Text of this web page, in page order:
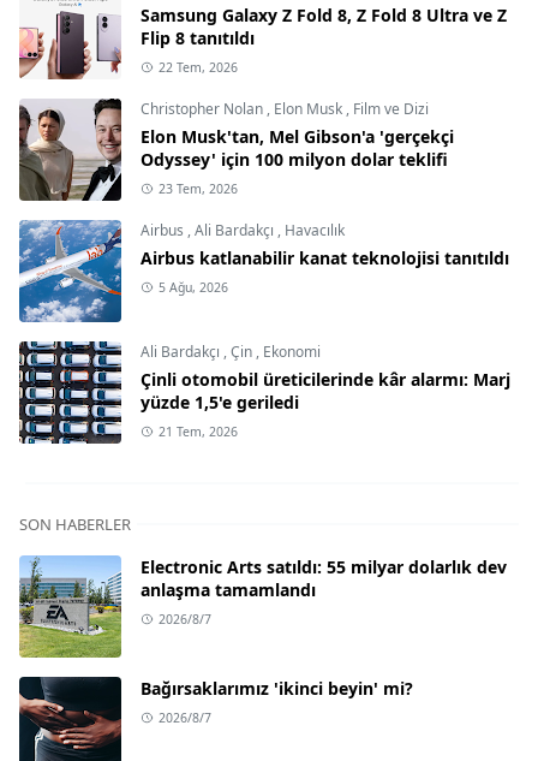
Samsung Galaxy Z Fold 8, Z Fold 8 Ultra ve Z
Flip 8 tanıtıldı
22 Tem, 2026
Christopher Nolan , Elon Musk , Film ve Dizi
Elon Musk'tan, Mel Gibson'a 'gerçekçi
Odyssey' için 100 milyon dolar teklifi
23 Tem, 2026
Airbus ,Ali Bardakçı , Havacılık
Airbus katlanabilir kanat teknolojisi tanıtıldı
5 Ağu, 2026
Ali Bardakçı ,Çin , Ekonomi
Çinli otomobil üreticilerinde kâr alarmı: Marj
yüzde 1,5'e geriledi
21 Tem, 2026
SON HABERLER
Electronic Arts satıldı: 55 milyar dolarlık dev
anlaşma tamamlandı
2026/8/7
Bağırsaklarımız 'ikinci beyin' mi?
2026/8/7